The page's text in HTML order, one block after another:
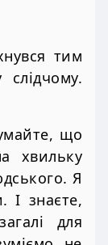
тим
що
хвильку
Я
І знаєте,
для